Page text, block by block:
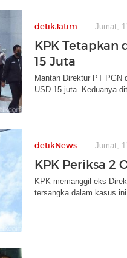
detikJatim Jumat,
KPK Tetapkan
15 Juta
Mantan Direktur PT PGN
USD 15 juta. Keduanya
detikNews Jumat,
KPK Periksa 2
KPK memanggil eks
tersangka dalam kasus